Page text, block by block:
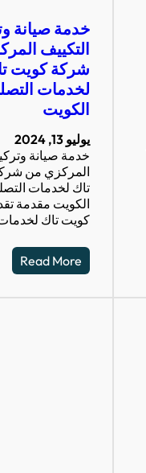
خدمة صيانة
التكييف
شركة كويت
لخدمات
الكويت
يوليو 13, 2024
خدمة صيانة
المركزي من
تاك لخدمات
الكويت مقدمة
كويت تاك
Read More